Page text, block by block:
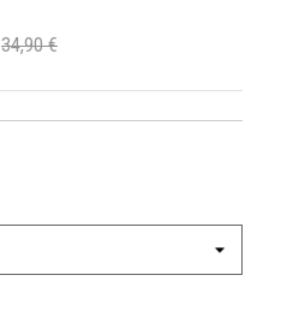
34,90 €